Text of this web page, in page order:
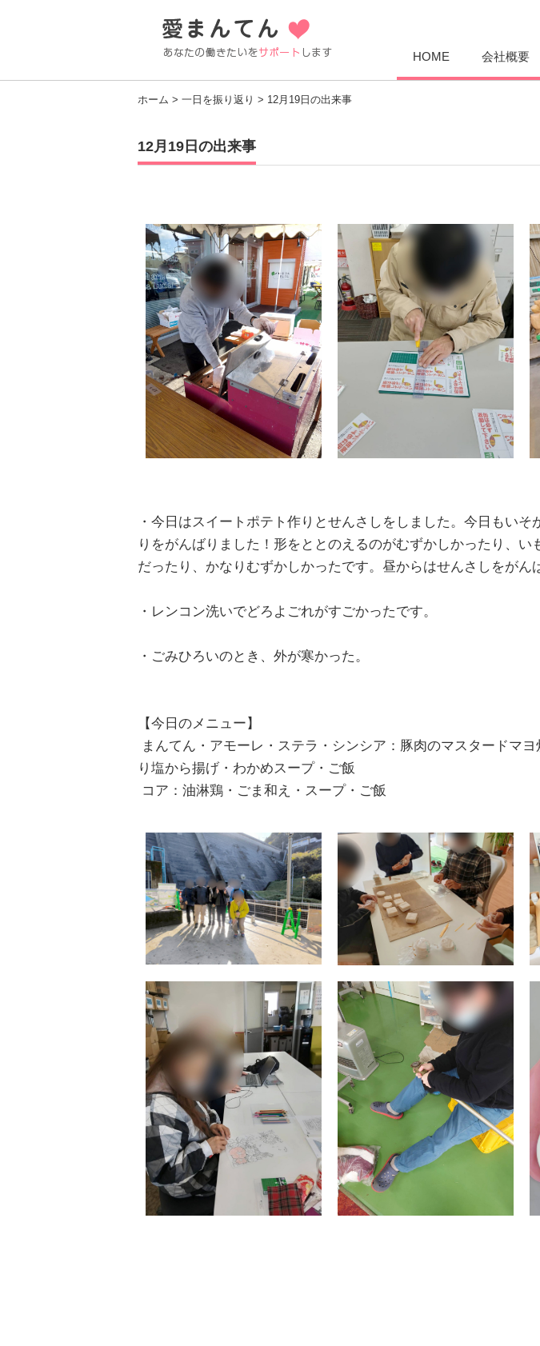
HOME 会社概要
ホーム > 一日を振り返り > 12月19日の出来事
12月19日の出来事
・今日はスイートポテト作りとせんさしをしました。今日もい
りをがんばりました！形をととのえるのがむずかしかったり、い
だったり、かなりむずかしかったです。昼からはせんさしをがん
・レンコン洗いでどろよごれがすごかったです。
・ごみひろいのとき、外が寒かった。
【今日のメニュー】
まんてん・アモーレ・ステラ・シンシア：豚肉のマスタードマ
り塩から揚げ・わかめスープ・ご飯
コア：油淋鶏・ごま和え・スープ・ご飯